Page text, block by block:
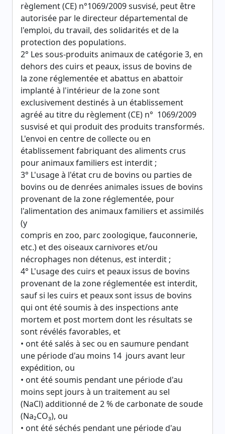
règlement (CE) n°1069/2009 susvisé, peut être
autorisée par le directeur départemental de
l'emploi, du travail, des solidarités et de la
protection des populations.
2° Les sous-produits animaux de catégorie 3, en
dehors des cuirs et peaux, issus de bovins de
la zone réglementée et abattus en abattoir
implanté à l'intérieur de la zone sont
exclusivement destinés à un établissement
agréé au titre du règlement (CE) n° 1069/2009
susvisé et qui produit des produits transformés.
L'envoi en centre de collecte ou en
établissement fabriquant des aliments crus
pour animaux familiers est interdit ;
3° L'usage à l'état cru de bovins ou parties de
bovins ou de denrées animales issues de bovins
provenant de la zone réglementée, pour
l'alimentation des animaux familiers et assimilés
(y
compris en zoo, parc zoologique, fauconnerie,
etc.) et des oiseaux carnivores et/ou
nécrophages non détenus, est interdit ;
4° L'usage des cuirs et peaux issus de bovins
provenant de la zone réglementée est interdit,
sauf si les cuirs et peaux sont issus de bovins
qui ont été soumis à des inspections ante
mortem et post mortem dont les résultats se
sont révélés favorables, et
• ont été salés à sec ou en saumure pendant
une période d'au moins 14 jours avant leur
expédition, ou
• ont été soumis pendant une période d'au
moins sept jours à un traitement au sel
(NaCl) additionné de 2 % de carbonate de soude
(Na₂CO₃), ou
• ont été séchés pendant une période d'au